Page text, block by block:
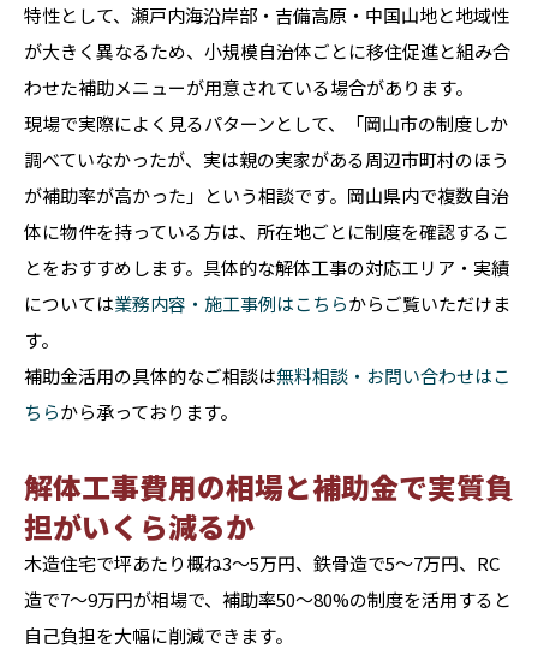
特性として、瀬戸内海沿岸部・吉備高原・中国山地と地域性
が大きく異なるため、小規模自治体ごとに移住促進と組み合
わせた補助メニューが用意されている場合があります。
現場で実際によく見るパターンとして、「岡山市の制度しか
調べていなかったが、実は親の実家がある周辺市町村のほう
が補助率が高かった」という相談です。岡山県内で複数自治
体に物件を持っている方は、所在地ごとに制度を確認するこ
とをおすすめします。具体的な解体工事の対応エリア・実績
については業務内容・施工事例はこちらからご覧いただけま
す。
補助金活用の具体的なご相談は無料相談・お問い合わせはこ
ちらから承っております。
解体工事費用の相場と補助金で実質負
担がいくら減るか
木造住宅で坪あたり概ね3〜5万円、鉄骨造で5〜7万円、RC
造で7〜9万円が相場で、補助率50〜80%の制度を活用すると
自己負担を大幅に削減できます。